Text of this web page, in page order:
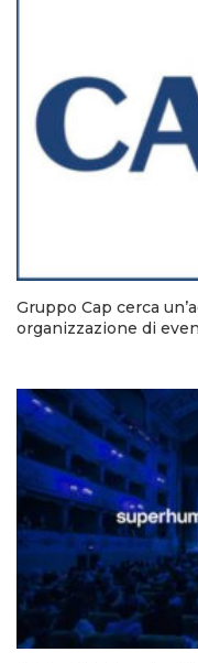
Gruppo Cap cerca
organizzazione di